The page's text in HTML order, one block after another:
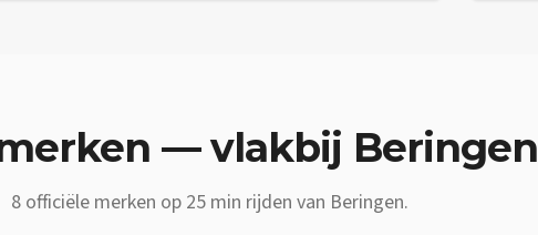
— vlakbij Beringen
8officiële merken op 25 min rijden van Beringen.